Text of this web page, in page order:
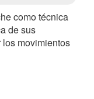
como técnica
de sus
movimientos